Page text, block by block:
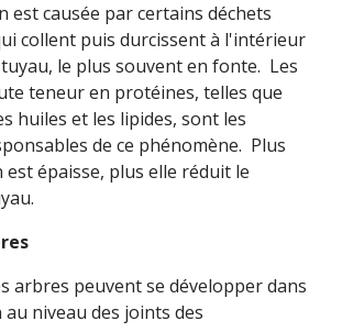
est causée par certains déchets
collent puis durcissent à l'intérieur
le plus souvent en fonte. Les
teneur en protéines, telles que
huiles et les lipides, sont les
de ce phénomène. Plus
est épaisse, plus elle réduit le
arbres peuvent se développer dans
niveau des joints des